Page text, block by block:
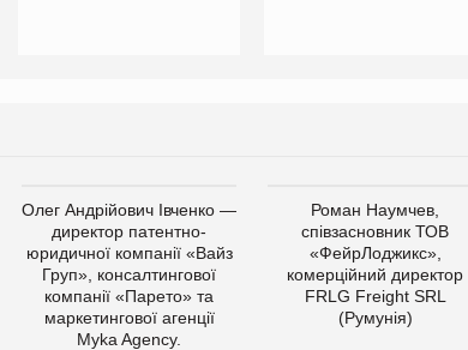
Олег Андрійович Івченко —
директор патентно-
юридичної компанії «Вайз
Груп», консалтингової
компанії «Парето» та
маркетингової агенції
Myka Agency.
Роман Наумчев,
співзасновник ТОВ
«ФейрЛоджикс»,
комерційний директор
FRLG Freight SRL
(Румунія)